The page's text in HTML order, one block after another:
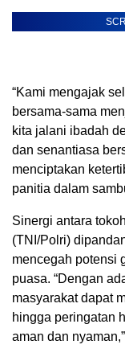
“Kami mengajak
bersama-sama
kita jalani ibadah
dan senantiasa
menciptakan
panitia dalam
Sinergi antara
(TNI/Polri)
mencegah potensi
puasa. “Dengan
masyarakat dapat
hingga peringatan
aman dan